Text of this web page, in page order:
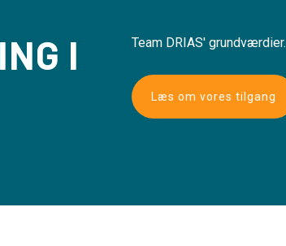
I
Team DRIAS' grundværdier.
Læs om vores tilgang